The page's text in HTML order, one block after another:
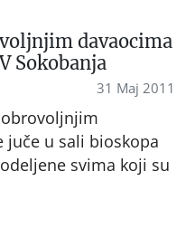
davaocima
Sokobanja
31 Maj 2011
juče u sali bioskopa
svima koji su